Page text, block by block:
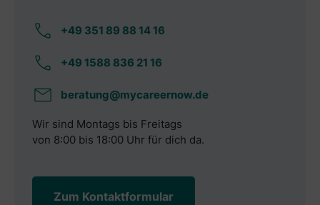
+49 351 89 88 14 16
+49 1588 836 21 16
beratung@mycareernow.de
Wir sind Montags bis Freitags
von 8:00 bis 18:00 Uhr für dich da.
Zum Kontaktformular